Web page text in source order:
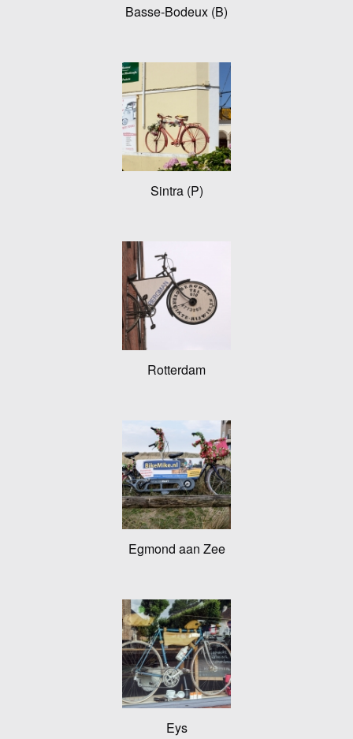
Basse-Bodeux (B)
Sintra (P)
Rotterdam
Egmond aan Zee
Eys